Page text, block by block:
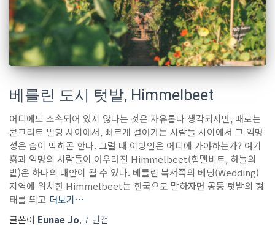
베를린 도시 텃밭, Himmelbeet
어디에도 소속되어 있지 않다는 것은 자유롭다 생각되지만, 때로는
콘크리트 빌딩 사이에서, 빠르게 걸어가는 사람들 사이에서 그 익명
성은 숨이 막히곤 한다. 그럴 때 이방인은 어디에 가야하는가? 여기
흙과 익명의 사람들이 어우러진 Himmelbeet(힘멜비트, 하늘의
밭)은 하나의 대안이 될 수 있다. 베를린 북서쪽의 베딩(Wedding)
지역에 위치한 Himmelbeet는 한국으로 말하자면 공동 텃밭의 형
태를 띄고 더보기…
글쓴이 Eunae Jo, 7 년전